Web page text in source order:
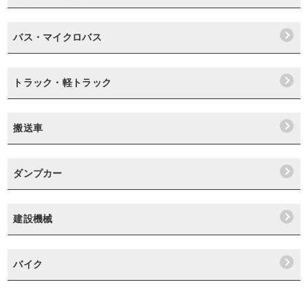
バス・マイクロバス
トラック・軽トラック
搬送車
ダンプカー
建設機械
バイク